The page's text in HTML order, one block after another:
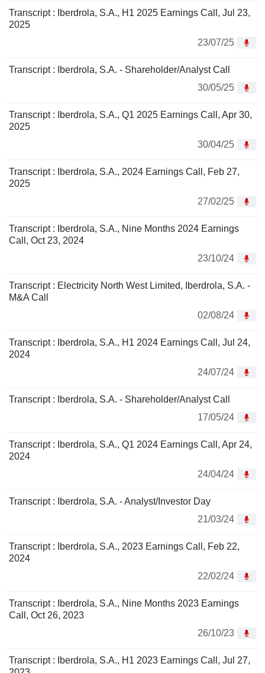
Transcript : Iberdrola, S.A., H1 2025 Earnings Call, Jul 23,
2025
23/07/25
Transcript : Iberdrola, S.A. - Shareholder/Analyst Call
30/05/25
Transcript : Iberdrola, S.A., Q1 2025 Earnings Call, Apr 30,
2025
30/04/25
Transcript : Iberdrola, S.A., 2024 Earnings Call, Feb 27,
2025
27/02/25
Transcript : Iberdrola, S.A., Nine Months 2024 Earnings
Call, Oct 23, 2024
23/10/24
Transcript : Electricity North West Limited, Iberdrola, S.A. -
M&A Call
02/08/24
Transcript : Iberdrola, S.A., H1 2024 Earnings Call, Jul 24,
2024
24/07/24
Transcript : Iberdrola, S.A. - Shareholder/Analyst Call
17/05/24
Transcript : Iberdrola, S.A., Q1 2024 Earnings Call, Apr 24,
2024
24/04/24
Transcript : Iberdrola, S.A. - Analyst/Investor Day
21/03/24
Transcript : Iberdrola, S.A., 2023 Earnings Call, Feb 22,
2024
22/02/24
Transcript : Iberdrola, S.A., Nine Months 2023 Earnings
Call, Oct 26, 2023
26/10/23
Transcript : Iberdrola, S.A., H1 2023 Earnings Call, Jul 27,